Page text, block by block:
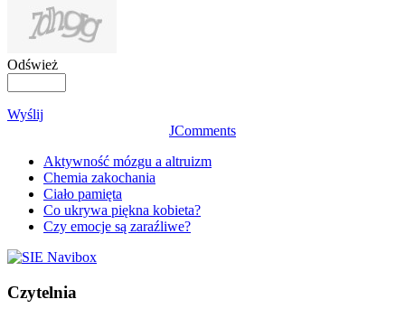
Odśwież
Wyślij
JComments
Aktywność mózgu a altruizm
Chemia zakochania
Ciało pamięta
Co ukrywa piękna kobieta?
Czy emocje są zaraźliwe?
Czytelnia